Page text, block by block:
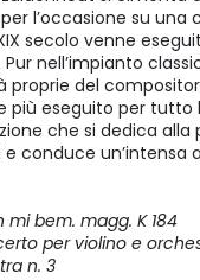
l’occasione su una
secolo venne
nell’impianto
proprie del
eseguito per tutto
che si dedica alla
conduce un’intensa
mi bem. magg. K 184
per violino e
n. 3